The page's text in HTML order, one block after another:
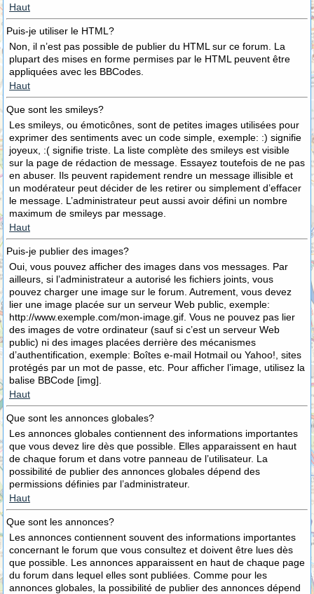
Haut
Puis-je utiliser le HTML?
Non, il n’est pas possible de publier du HTML sur ce forum. La
plupart des mises en forme permises par le HTML peuvent être
appliquées avec les BBCodes.
Haut
Que sont les smileys?
Les smileys, ou émoticônes, sont de petites images utilisées pour
exprimer des sentiments avec un code simple, exemple: :) signifie
joyeux, :( signifie triste. La liste complète des smileys est visible
sur la page de rédaction de message. Essayez toutefois de ne pas
en abuser. Ils peuvent rapidement rendre un message illisible et
un modérateur peut décider de les retirer ou simplement d’effacer
le message. L’administrateur peut aussi avoir défini un nombre
maximum de smileys par message.
Haut
Puis-je publier des images?
Oui, vous pouvez afficher des images dans vos messages. Par
ailleurs, si l’administrateur a autorisé les fichiers joints, vous
pouvez charger une image sur le forum. Autrement, vous devez
lier une image placée sur un serveur Web public, exemple:
http://www.exemple.com/mon-image.gif. Vous ne pouvez pas lier
des images de votre ordinateur (sauf si c’est un serveur Web
public) ni des images placées derrière des mécanismes
d’authentification, exemple: Boîtes e-mail Hotmail ou Yahoo!, sites
protégés par un mot de passe, etc. Pour afficher l’image, utilisez la
balise BBCode [img].
Haut
Que sont les annonces globales?
Les annonces globales contiennent des informations importantes
que vous devez lire dès que possible. Elles apparaissent en haut
de chaque forum et dans votre panneau de l’utilisateur. La
possibilité de publier des annonces globales dépend des
permissions définies par l’administrateur.
Haut
Que sont les annonces?
Les annonces contiennent souvent des informations importantes
concernant le forum que vous consultez et doivent être lues dès
que possible. Les annonces apparaissent en haut de chaque page
du forum dans lequel elles sont publiées. Comme pour les
annonces globales, la possibilité de publier des annonces dépend